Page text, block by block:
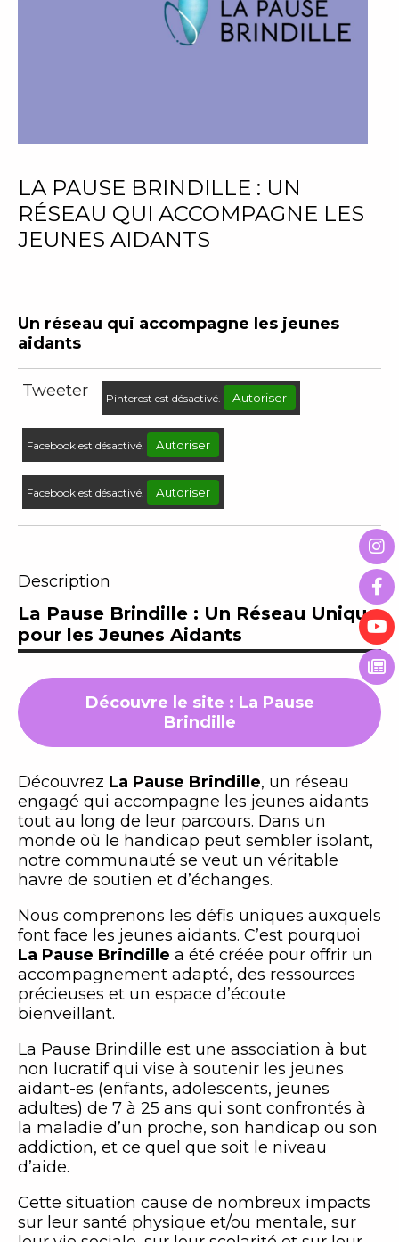
LA PAUSE BRINDILLE : UN
RÉSEAU QUI ACCOMPAGNE LES
JEUNES AIDANTS
Un réseau qui accompagne les jeunes
aidants
Tweeter Pinterest est désactivé. Autoriser
Facebook est désactivé. Autoriser
Facebook est désactivé. Autoriser
Description
La Pause Brindille : Un Réseau Unique
pour les Jeunes Aidants
Découvre le site : La Pause
Brindille
Découvrez La Pause Brindille, un réseau
engagé qui accompagne les jeunes aidants
tout au long de leur parcours. Dans un
monde où le handicap peut sembler isolant,
notre communauté se veut un véritable
havre de soutien et d’échanges.
Nous comprenons les défis uniques auxquels
font face les jeunes aidants. C’est pourquoi
La Pause Brindille a été créée pour offrir un
accompagnement adapté, des ressources
précieuses et un espace d’écoute
bienveillant.
La Pause Brindille est une association à but
non lucratif qui vise à soutenir les jeunes
aidant-es (enfants, adolescents, jeunes
adultes) de 7 à 25 ans qui sont confrontés à
la maladie d’un proche, son handicap ou son
addiction, et ce quel que soit le niveau
d’aide.
Cette situation cause de nombreux impacts
sur leur santé physique et/ou mentale, sur